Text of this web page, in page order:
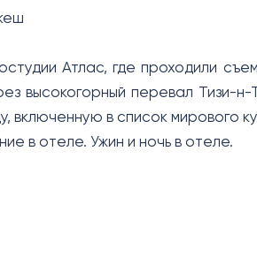
Атлас, где проходили
высокогорный перевал Тизи-
включенную в список мирового
в отеле. Ужин и ночь в отеле.